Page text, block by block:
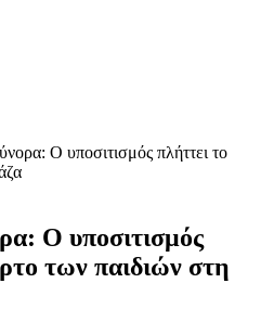
Ο υποσιτισμός πλήττει το
Ο υποσιτισμός
των παιδιών στη